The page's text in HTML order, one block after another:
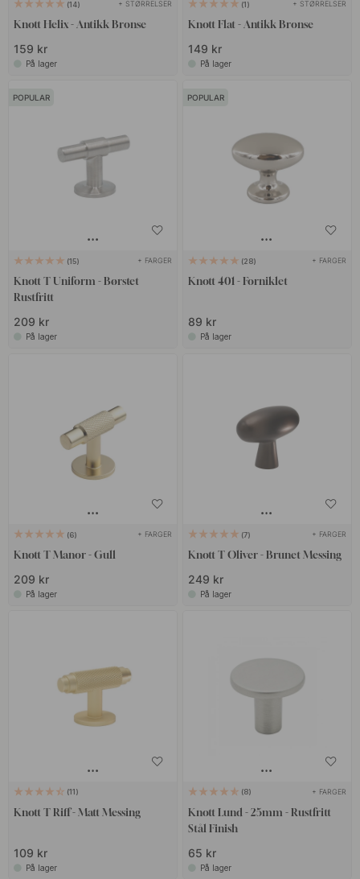
14 + STØRRELSER
Knott Helix - Antikk Bronse
159 kr
På lager
1 + STØRRELSER
Knott Flat - Antikk Bronse
149 kr
På lager
POPULAR
15 + FARGER
Knott T Uniform - Børstet
Rustfritt
209 kr
På lager
POPULAR
28 + FARGER
Knott 401 - Forniklet
89 kr
På lager
6 + FARGER
Knott T Manor - Gull
209 kr
På lager
7 + FARGER
Knott T Oliver - Brunet Messing
249 kr
På lager
11
Knott T Riff - Matt Messing
109 kr
På lager
8 + FARGER
Knott Lund - 25mm - Rustfritt
Stål Finish
65 kr
På lager